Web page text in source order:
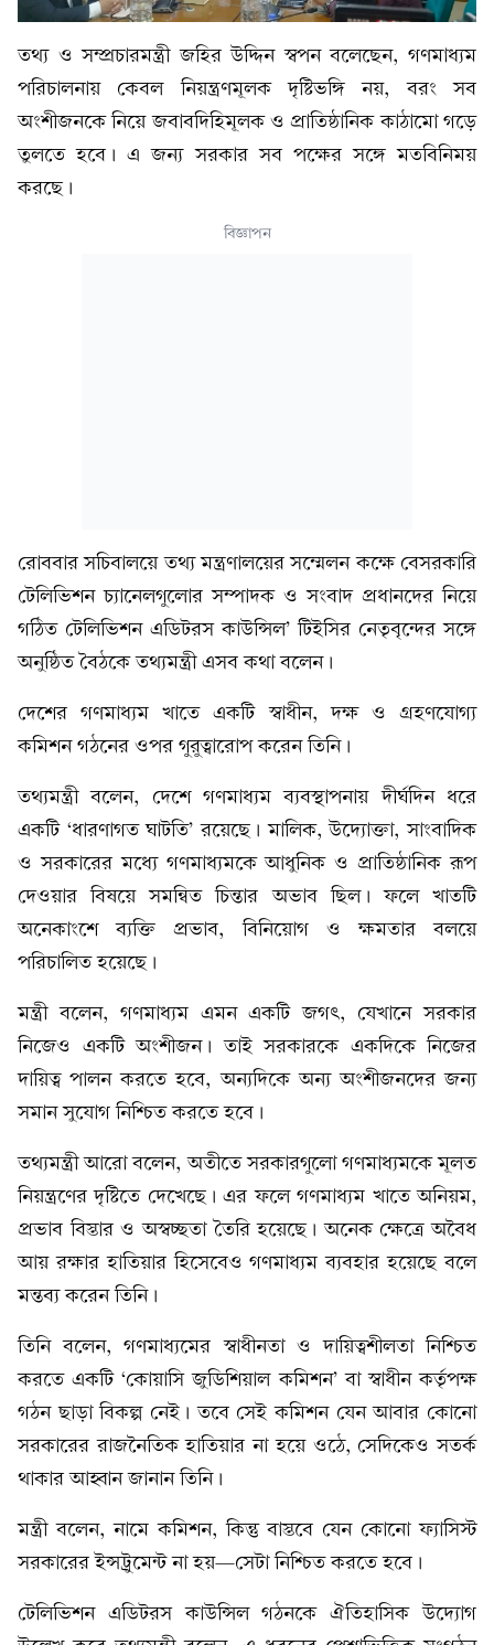
তথ্য ও সম্প্রচারমন্ত্রী জহির উদ্দিন স্বপন বলেছেন, গণমাধ্যম
পরিচালনায় কেবল নিয়ন্ত্রণমূলক দৃষ্টিভঙ্গি নয়, বরং সব
অংশীজনকে নিয়ে জবাবদিহিমূলক ও প্রাতিষ্ঠানিক কাঠামো গড়ে
তুলতে হবে। এ জন্য সরকার সব পক্ষের সঙ্গে মতবিনিময়
করছে।
বিজ্ঞাপন
রোববার সচিবালয়ে তথ্য মন্ত্রণালয়ের সম্মেলন কক্ষে বেসরকারি
টেলিভিশন চ্যানেলগুলোর সম্পাদক ও সংবাদ প্রধানদের নিয়ে
গঠিত টেলিভিশন এডিটরস কাউন্সিল’ টিইসির নেতৃবৃন্দের সঙ্গে
অনুষ্ঠিত বৈঠকে তথ্যমন্ত্রী এসব কথা বলেন।
দেশের গণমাধ্যম খাতে একটি স্বাধীন, দক্ষ ও গ্রহণযোগ্য
কমিশন গঠনের ওপর গুরুত্বারোপ করেন তিনি।
তথ্যমন্ত্রী বলেন, দেশে গণমাধ্যম ব্যবস্থাপনায় দীর্ঘদিন ধরে
একটি ‘ধারণাগত ঘাটতি’ রয়েছে। মালিক, উদ্যোক্তা, সাংবাদিক
ও সরকারের মধ্যে গণমাধ্যমকে আধুনিক ও প্রাতিষ্ঠানিক রূপ
দেওয়ার বিষয়ে সমন্বিত চিন্তার অভাব ছিল। ফলে খাতটি
অনেকাংশে ব্যক্তি প্রভাব, বিনিয়োগ ও ক্ষমতার বলয়ে
পরিচালিত হয়েছে।
মন্ত্রী বলেন, গণমাধ্যম এমন একটি জগৎ, যেখানে সরকার
নিজেও একটি অংশীজন। তাই সরকারকে একদিকে নিজের
দায়িত্ব পালন করতে হবে, অন্যদিকে অন্য অংশীজনদের জন্য
সমান সুযোগ নিশ্চিত করতে হবে।
তথ্যমন্ত্রী আরো বলেন, অতীতে সরকারগুলো গণমাধ্যমকে মূলত
নিয়ন্ত্রণের দৃষ্টিতে দেখেছে। এর ফলে গণমাধ্যম খাতে অনিয়ম,
প্রভাব বিস্তার ও অস্বচ্ছতা তৈরি হয়েছে। অনেক ক্ষেত্রে অবৈধ
আয় রক্ষার হাতিয়ার হিসেবেও গণমাধ্যম ব্যবহার হয়েছে বলে
মন্তব্য করেন তিনি।
তিনি বলেন, গণমাধ্যমের স্বাধীনতা ও দায়িত্বশীলতা নিশ্চিত
করতে একটি ‘কোয়াসি জুডিশিয়াল কমিশন’ বা স্বাধীন কর্তৃপক্ষ
গঠন ছাড়া বিকল্প নেই। তবে সেই কমিশন যেন আবার কোনো
সরকারের রাজনৈতিক হাতিয়ার না হয়ে ওঠে, সেদিকেও সতর্ক
থাকার আহ্বান জানান তিনি।
মন্ত্রী বলেন, নামে কমিশন, কিন্তু বাস্তবে যেন কোনো ফ্যাসিস্ট
সরকারের ইন্সট্রুমেন্ট না হয়—সেটা নিশ্চিত করতে হবে।
টেলিভিশন এডিটরস কাউন্সিল গঠনকে ঐতিহাসিক উদ্যোগ